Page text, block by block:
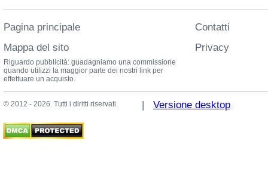
Pagina principale
Mappa del sito
Contatti
Privacy
Riguardo pubblicità: guadagniamo una commissione
quando utilizzi la maggior parte dei nostri link per
effettuare un acquisto.
© 2012 - 2026. Tutti i diritti riservati. | Versione desktop